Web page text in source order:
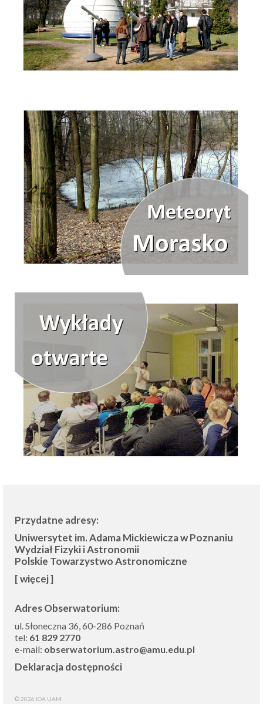
Przydatne adresy:
Uniwersytet im. Adama Mickiewicza w Poznaniu
Wydział Fizyki i Astronomii
Polskie Towarzystwo Astronomiczne
[ więcej ]
Adres Obserwatorium:
ul. Słoneczna 36, 60-286 Poznań
tel: 61 829 2770
e-mail: obserwatorium.astro@amu.edu.pl
Deklaracja dostępności
© 2026 IOA UAM